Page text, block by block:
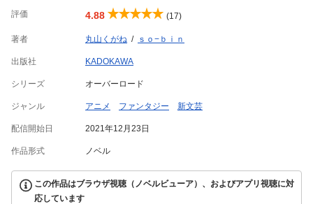
評価 4.88 (17)
著者 丸山くがね ｓｏ−ｂｉｎ
出版社 KADOKAWA
シリーズ オーバーロード
ジャンル アニメ ファンタジー 新文芸
配信開始日 2021年12月23日
作品形式 ノベル
この作品はブラウザ視聴（ノベルビューア）、およびアプリ視聴に対
応しています